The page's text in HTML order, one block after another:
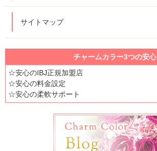
サイトマップ
チャームカラー3つの安心
☆安心のIBJ正規加盟店
☆安心の料金設定
☆安心の柔軟サポート